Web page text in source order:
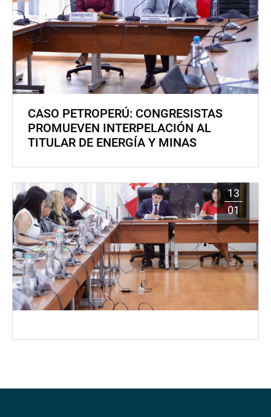
CASO PETROPERÚ: CONGRESISTAS
PROMUEVEN INTERPELACIÓN AL
TITULAR DE ENERGÍA Y MINAS
13
01